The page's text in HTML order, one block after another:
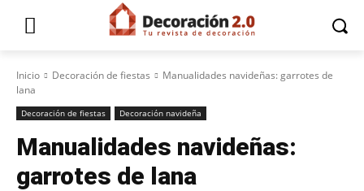
Inicio Decoración de fiestas
Manualidades navideñas: garrotes de
lana
Decoración de fiestas Decoración navideña
Manualidades navideñas:
garrotes de lana